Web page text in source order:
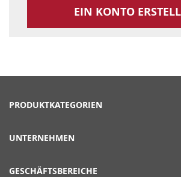
EIN KONTO
PRODUKTKATEGORIEN
UNTERNEHMEN
GESCHÄFTSBEREICHE